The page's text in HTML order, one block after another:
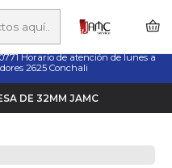
Arriendo y Servicio
Horario de atención de lunes a
2625 Conchali
DE 32MM JAMC